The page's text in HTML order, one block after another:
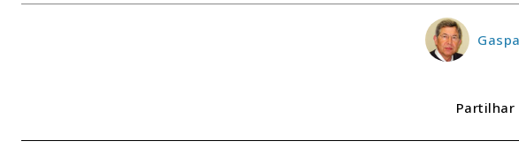
Partilhar